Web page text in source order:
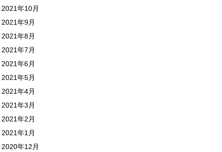
2021年10月
2021年9月
2021年8月
2021年7月
2021年6月
2021年5月
2021年4月
2021年3月
2021年2月
2021年1月
2020年12月